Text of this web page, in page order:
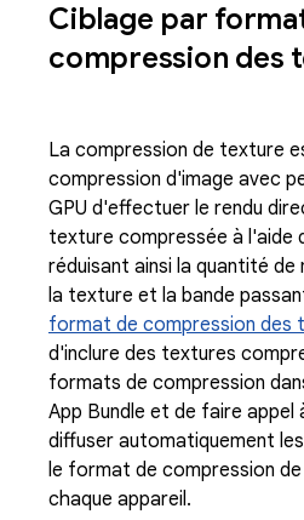
Ciblage par
compression des
La compression de texture
compression d'image avec
GPU d'effectuer le rendu
texture compressée à l'aide
réduisant ainsi la quantité de
la texture et la bande
format de compression des
d'inclure des textures
formats de compression
App Bundle et de faire appel
diffuser automatiquement
le format de compression
chaque appareil.